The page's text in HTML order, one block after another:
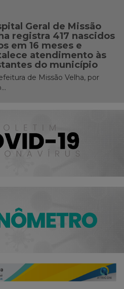
Geral de Missão
registra 417 nascidos
em 16 meses e
atendimento às
do município
de Missão Velha, por